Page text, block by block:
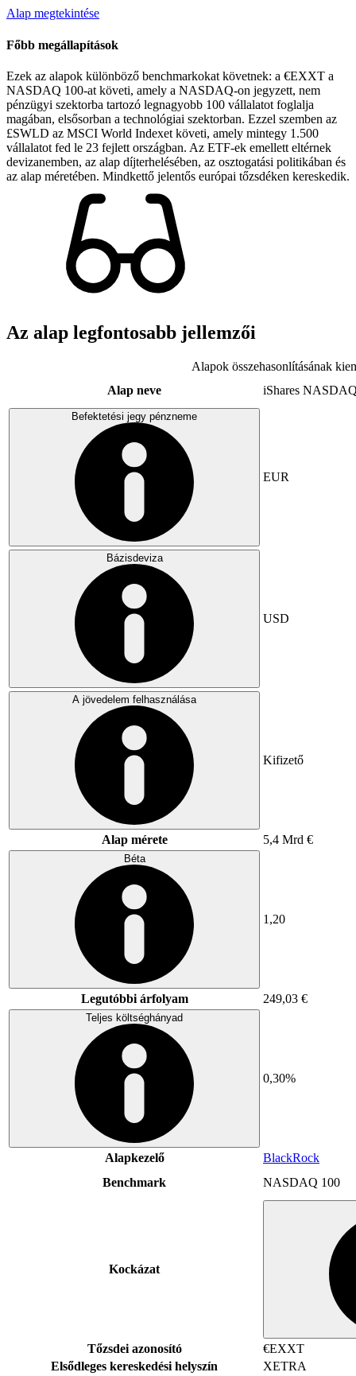
Alap megtekintése
Főbb megállapítások
Ezek az alapok különböző benchmarkokat követnek: a €EXXT a
NASDAQ 100-at követi, amely a NASDAQ-on jegyzett, nem
pénzügyi szektorba tartozó legnagyobb 100 vállalatot foglalja
magában, elsősorban a technológiai szektorban. Ezzel szemben az
£SWLD az MSCI World Indexet követi, amely mintegy 1.500
vállalatot fed le 23 fejlett országban. Az ETF-ek emellett eltérnek
devizanemben, az alap díjterhelésében, az osztogatási politikában és
az alap méretében. Mindkettő jelentős európai tőzsdéken kereskedik.
Az alap legfontosabb jellemzői
Alapok összehasonlításának
Alap neve
iShares
Befektetési jegy pénzneme
EUR
Bázisdeviza
USD
A jövedelem felhasználása
Kifizető
Alap mérete 5,4 Mrd €
Béta
1,20
Legutóbbi árfolyam 249,03 €
Teljes költséghányad
0,30%
Alapkezelő
BlackRock
Benchmark
NASDAQ 100
Kockázat
Tőzsdei azonosító
€EXXT
Elsődleges kereskedési helyszín
XETRA